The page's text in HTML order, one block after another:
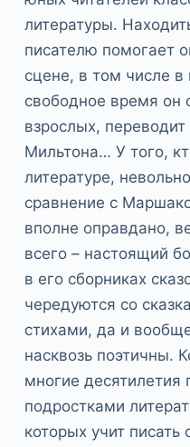
литературы.
писателю помогает
сцене, в том числе в
свободное время он
взрослых,
Мильтона… У того,
литературе,
сравнение с
вполне оправдано,
всего – настоящий
в его сборниках
чередуются со
стихами, да и
насквозь поэтичны.
многие десятилетия
подростками
которых учит писать